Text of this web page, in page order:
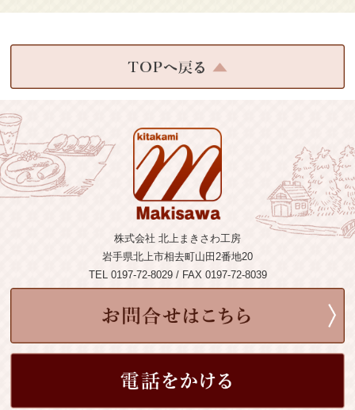
株式会社 北上まきさわ工房
岩手県北上市相去町山田2番地20
TEL 0197-72-8029 / FAX 0197-72-8039